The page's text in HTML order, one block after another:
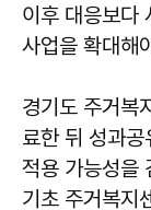
이후 대응보다
사업을 확대해
경기도 주거복
료한 뒤 성과
적용 가능성을
기초 주거복지